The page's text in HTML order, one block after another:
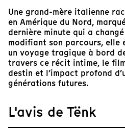
Une grand-mère italienne
en Amérique du Nord,
dernière minute qui a
modifiant son parcours, elle
un voyage tragique à bord
travers ce récit intime, le
destin et l’impact profond
générations futures.
L'avis de Tënk